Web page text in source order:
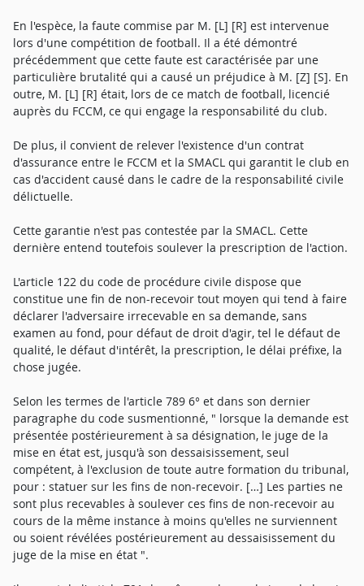
En l'espèce, la faute commise par M. [L] [R] est intervenue
lors d'une compétition de football. Il a été démontré
précédemment que cette faute est caractérisée par une
particulière brutalité qui a causé un préjudice à M. [Z] [S]. En
outre, M. [L] [R] était, lors de ce match de football, licencié
auprès du FCCM, ce qui engage la responsabilité du club.
De plus, il convient de relever l'existence d'un contrat
d'assurance entre le FCCM et la SMACL qui garantit le club en
cas d'accident causé dans le cadre de la responsabilité civile
délictuelle.
Cette garantie n'est pas contestée par la SMACL. Cette
dernière entend toutefois soulever la prescription de l'action.
L'article 122 du code de procédure civile dispose que
constitue une fin de non-recevoir tout moyen qui tend à faire
déclarer l'adversaire irrecevable en sa demande, sans
examen au fond, pour défaut de droit d'agir, tel le défaut de
qualité, le défaut d'intérêt, la prescription, le délai préfixe, la
chose jugée.
Selon les termes de l'article 789 6° et dans son dernier
paragraphe du code susmentionné, " lorsque la demande est
présentée postérieurement à sa désignation, le juge de la
mise en état est, jusqu'à son dessaisissement, seul
compétent, à l'exclusion de toute autre formation du tribunal,
pour : statuer sur les fins de non-recevoir. […] Les parties ne
sont plus recevables à soulever ces fins de non-recevoir au
cours de la même instance à moins qu'elles ne surviennent
ou soient révélées postérieurement au dessaisissement du
juge de la mise en état ".